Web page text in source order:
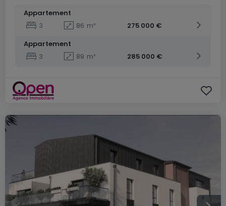
Appartement
3
86 m²
275 000 €
Appartement
3
89 m² 285 000 €